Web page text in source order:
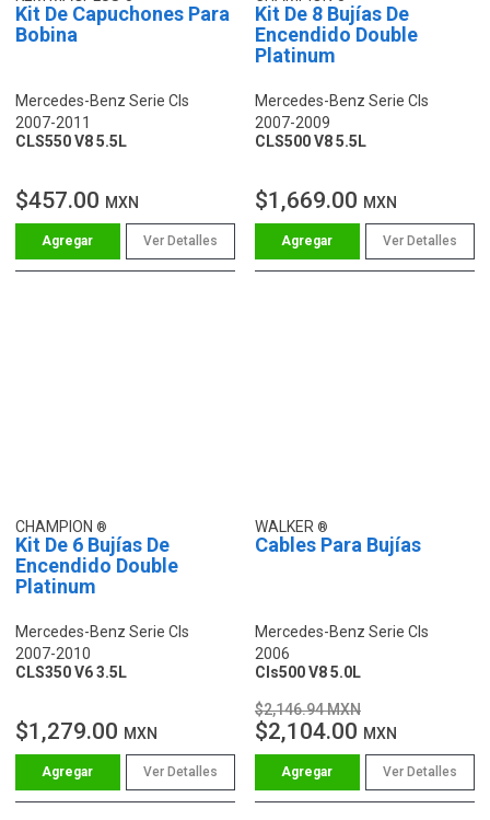
Kit De Capuchones Para
Bobina
Mercedes-Benz Serie Cls
2007-2011
CLS550 V8 5.5L
$457.00 MXN
Ver Detalles
Kit De 8 Bujías De
Encendido Double
Platinum
Mercedes-Benz Serie Cls
2007-2009
CLS500 V8 5.5L
$1,669.00 MXN
Ver Detalles
CHAMPION
Kit De 6 Bujías De
Encendido Double
Platinum
Mercedes-Benz Serie Cls
2007-2010
CLS350 V6 3.5L
$1,279.00 MXN
Ver Detalles
WALKER
Cables Para Bujías
Mercedes-Benz Serie Cls
2006
Cls500 V8 5.0L
$2,146.94 MXN
$2,104.00 MXN
Ver Detalles